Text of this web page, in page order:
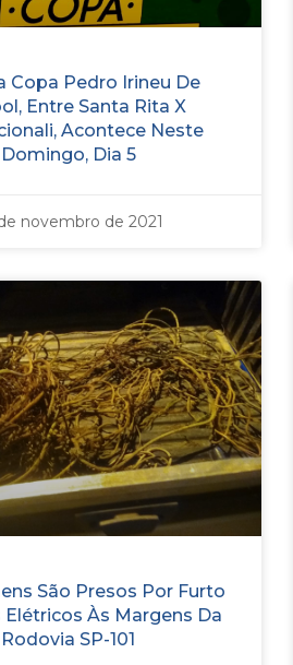
Copa Pedro Irineu De
Entre Santa Rita X
Acontece Neste
Domingo, Dia 5
novembro de 2021
São Presos Por Furto
Elétricos Às Margens Da
Rodovia SP-101